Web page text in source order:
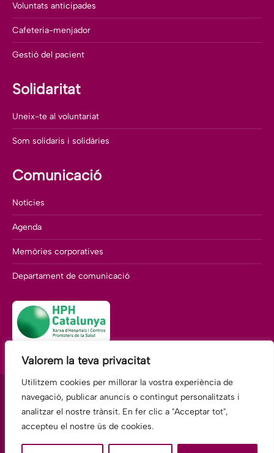
Valorem la teva privacitat
Utilitzem cookies per millorar la vostra experiència de
navegació, publicar anuncis o contingut personalitzats i
analitzar el nostre trànsit. En fer clic a "Acceptar tot",
accepteu el nostre ús de cookies.
Voluntats anticipades
Cafeteria-menjador
Gestió del pacient
Solidaritat
Uneix-te al voluntariat
Som solidaris i solidàries
Comunicació
Notícies
Agenda
Memòries corporatives
Departament de comunicació
Fundació Hospitalàries Martorell